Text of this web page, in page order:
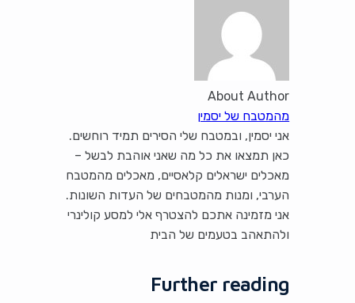
About Author
מהמטבח של יסמין
אני יסמין, ובמטבח שלי הסירים תמיד רוחשים.
כאן תמצאו את כל מה שאני אוהבת לבשל –
מאכלים ישראלים קלאסיים, מאכלים מהמטבח
הערבי, ומנות מהמטבחים של העדות השונות.
אני מזמינה אתכם להצטרף אלי למסע קולינרי
ולהתאהב בטעמים של הבית
Further reading